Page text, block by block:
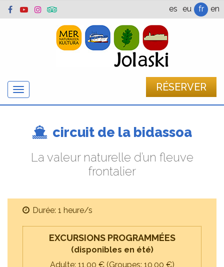
es eu fr en
RÉSERVER
Afficher
/
navigationcircuit de la bidassoa
La valeur naturelle d’un fleuve
frontalier
Durée: 1 heure/s
EXCURSIONS PROGRAMMÉES
(disponibles en été)
Adulte: 11,00 € (Groupes: 10,00 €)